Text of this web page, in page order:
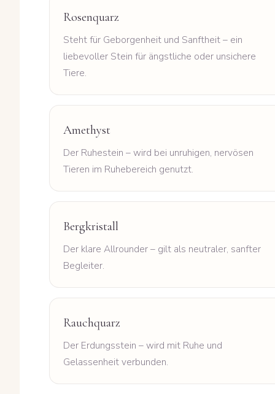
Rosenquarz
Steht für Geborgenheit und Sanftheit – ein
liebevoller Stein für ängstliche oder unsichere
Tiere.
Amethyst
Der Ruhestein – wird bei unruhigen, nervösen
Tieren im Ruhebereich genutzt.
Bergkristall
Der klare Allrounder – gilt als neutraler, sanfter
Begleiter.
Rauchquarz
Der Erdungsstein – wird mit Ruhe und
Gelassenheit verbunden.